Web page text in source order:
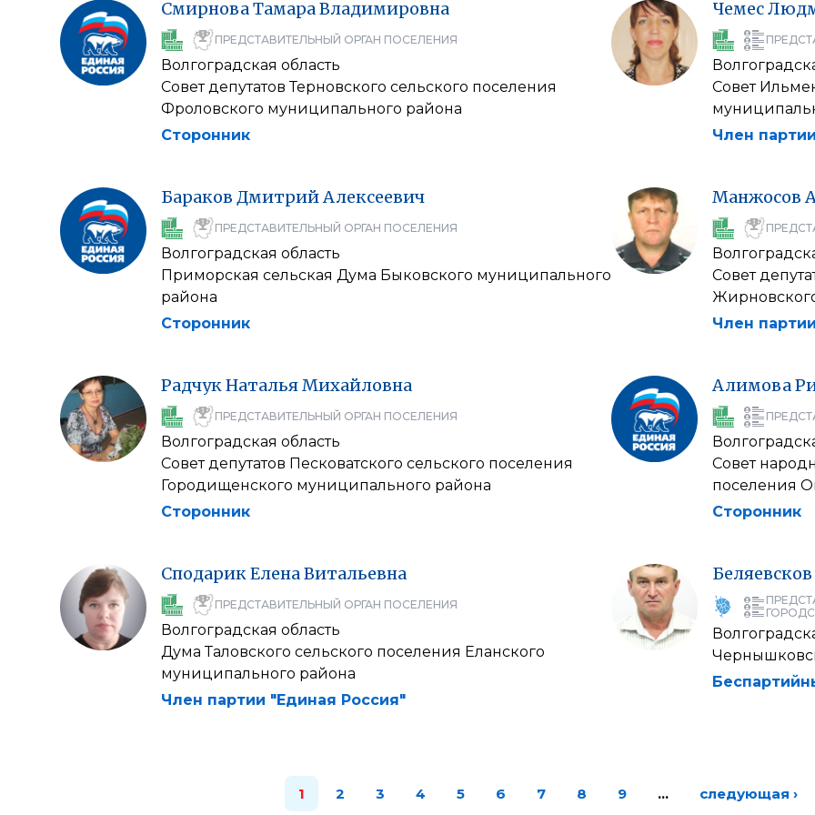
СмирноваТамараВладимировна
ПРЕДСТАВИТЕЛЬНЫЙ ОРГАН ПОСЕЛЕНИЯ
Волгоградская область
Совет депутатов Терновского сельского поселения
Фроловского муниципального района
Сторонник
Чемес
Совет
Член
Бараков ДмитрийАлексеевич
ПРЕДСТАВИТЕЛЬНЫЙ ОРГАН ПОСЕЛЕНИЯ
Волгоградская область
Приморская сельская Дума Быковского муниципального
района
Сторонник
Манжосов
Совет
Член
РадчукНатальяМихайловна
ПРЕДСТАВИТЕЛЬНЫЙ ОРГАН ПОСЕЛЕНИЯ
Волгоградская область
Совет депутатов Песковатского сельского поселения
Городищенского муниципального района
Сторонник
Алимова
Совет
поселения
Сторонник
СподарикЕленаВитальевна
ПРЕДСТАВИТЕЛЬНЫЙ ОРГАН ПОСЕЛЕНИЯ
Волгоградская область
Дума Таловского сельского поселения Еланского
муниципального района
Член партии "Единая Россия"
Беляевсков
1 2 3 4 5 6 7 8 9 … следующая ›